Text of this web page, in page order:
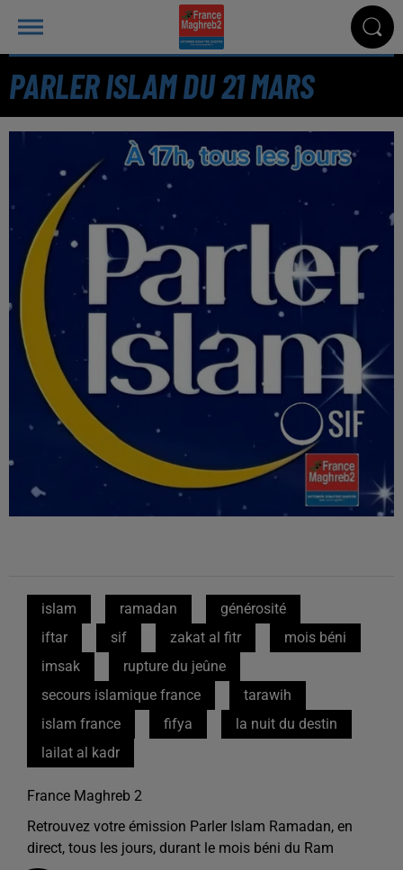
PARLER ISLAM DU 21 MARS
islam ramadan
générosité
iftar
sif zakat al fitr
mois béni
imsak
rupture du jeûne
secours islamique france
tarawih
islam france
fifya
la nuit du destin
lailat al kadr
France Maghreb 2
Retrouvez votre émission Parler Islam Ramadan, en
direct, tous les jours, durant le mois béni du Ram